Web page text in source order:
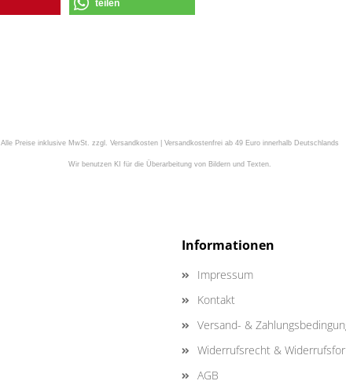
teilen
Alle Preise inklusive MwSt. zzgl. Versandkosten | Versandkostenfrei ab 49 Euro innerhalb Deutschlands
Wir benutzen KI für die Überarbeitung von Bildern und Texten.
Informationen
Impressum
Kontakt
Versand- &
Widerrufsrecht &
AGB